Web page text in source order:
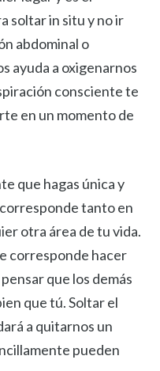
soltar in situ y no ir
abdominal o
ayuda a oxigenarnos
consciente te
en un momento de
que hagas única y
tanto en
otra área de tu vida.
corresponde hacer
que los demás
que tú. Soltar el
a quitarnos un
pueden